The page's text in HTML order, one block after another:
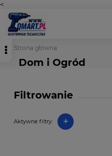
<
Strona główna
Dom i Ogród
Filtrowanie
Aktywne filtry: +